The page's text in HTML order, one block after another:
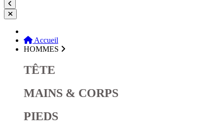
Accueil
HOMMES
TÊTE
MAINS & CORPS
PIEDS